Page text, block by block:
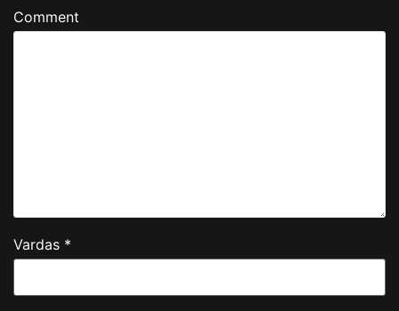
Comment
Vardas *